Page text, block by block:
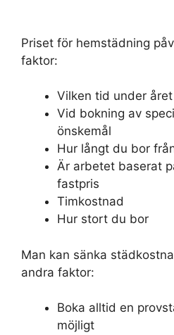
Priset för hemstädning
faktor:
Vilken tid under
Vid bokning av
önskemål
Hur långt du bor
Är arbetet baserat
fastpris
Timkostnad
Hur stort du bor
Man kan sänka
andra faktor:
Boka alltid en
möjligt